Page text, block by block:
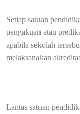
Setiap satuan
pengakuan atau
apabila sekolah
melaksanakan
Lantas satuan